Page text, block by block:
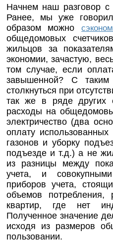
Начнем наш разговор
Ранее, мы уже
образом можно
общедомовых
жильцов за
экономии, зачастую,
том случае, если
завышенной? С
столкнуться при
так же в ряде других
расходы на
электричество (два
оплату
газонов и уборку
подъезде и т.д.) а не
из разницы между
учета, и
приборов учета,
объемов потребления,
квартир, где нет
Полученное значение
исходя из размеров
пользовании.